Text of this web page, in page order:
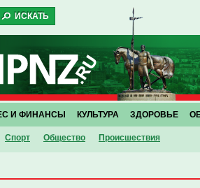
Спорт Общество Проиcшествия
И ФИНАНСЫ КУЛЬТУРА ЗДОРОВЬЕ